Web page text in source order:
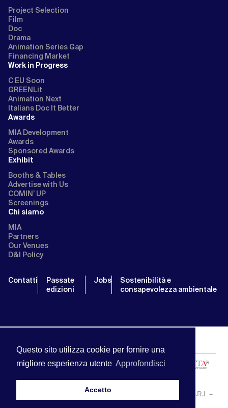
Questo sito utilizza cookie per fornire una
migliore esperienza utente Approfondisci
Accetto
Project Selection
Film
Doc
Drama
Animation Series Gap
Financing Market
Work in Progress
C EU Soon
GREENLit
Animation Next
Italians Doc It Better
Awards
MIA Development
Awards
Sponsored Awards
Exhibit
Booths & Tables
Advertise with Us
COMIN’ UP
Screenings
Chi siamo
MIA
Partners
Our Venues
D&I Policy
Contatti
Passate
edizioni
Jobs
Sostenibilità e
consapevolezza ambientale
MIA | Mercato Internazionale Audiovisivo | APA SERVICE S.R.L –